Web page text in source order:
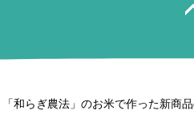
和らぎ農法」のお米で作った新商